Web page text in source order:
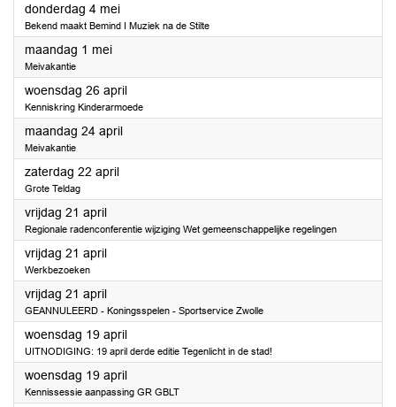
donderdag 4 mei2023
Bekend maakt Bemind I Muziek na de Stilte
maandag 1 mei2023
Meivakantie
woensdag 26 april2023
Kenniskring Kinderarmoede
maandag 24 april2023
Meivakantie
zaterdag 22 april2023
Grote Teldag
vrijdag 21 april2023
Regionale radenconferentie wijziging Wet gemeenschappelijke regelingen
vrijdag 21 april2023
Werkbezoeken
vrijdag 21 april2023
GEANNULEERD - Koningsspelen - Sportservice Zwolle
woensdag 19 april2023
UITNODIGING: 19 april derde editie Tegenlicht in de stad!
woensdag 19 april2023
Kennissessie aanpassing GR GBLT